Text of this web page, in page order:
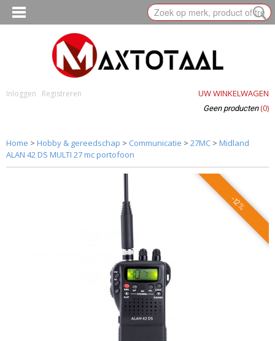
Inloggen Registreren UW WINKELWAGEN
Geen producten (0)
Home > Hobby & gereedschap > Communicatie > 27MC > Midland
ALAN 42 DS MULTI 27 mc portofoon
-12%